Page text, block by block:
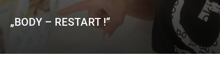
„BODY – RESTART !“